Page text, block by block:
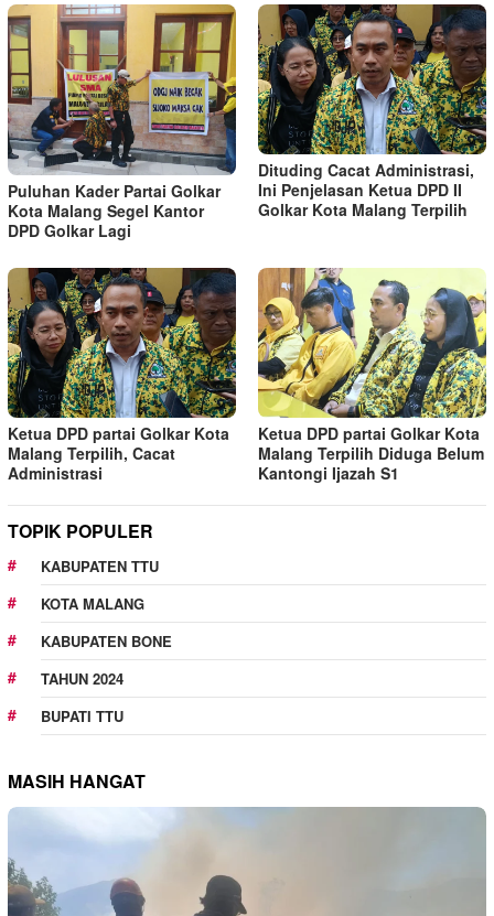
Puluhan Kader Partai Golkar
Kota Malang Segel Kantor
DPD Golkar Lagi
Dituding Cacat Administrasi,
Ini Penjelasan Ketua DPD II
Golkar Kota Malang Terpilih
Ketua DPD partai Golkar Kota
Malang Terpilih, Cacat
Administrasi
Ketua DPD partai Golkar Kota
Malang Terpilih Diduga Belum
Kantongi Ijazah S1
TOPIK POPULER
KABUPATEN TTU
KOTA MALANG
KABUPATEN BONE
TAHUN 2024
BUPATI TTU
MASIH HANGAT